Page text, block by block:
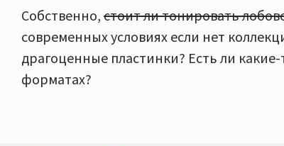
Собственно, стоит ли тонировать
современных условиях если нет
драгоценные пластинки? Есть ли
форматах?